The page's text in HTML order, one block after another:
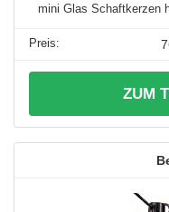
mini Glas Schaftkerzen
ZUM